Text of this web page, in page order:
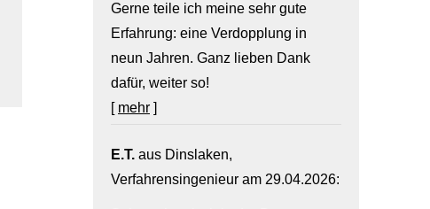
Gerne teile ich meine sehr gute
Erfahrung: eine Verdopplung in
neun Jahren. Ganz lieben Dank
dafür, weiter so!
[ mehr ]
E.T. aus Dinslaken,
Verfahrensingenieur am 29.04.2026: